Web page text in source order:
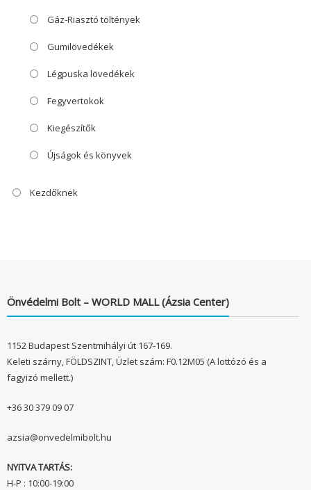
Gáz-Riasztó töltények
Gumilövedékek
Légpuska lövedékek
Fegyvertokok
Kiegészítők
Újságok és könyvek
Kezdőknek
Önvédelmi Bolt – WORLD MALL (Ázsia Center)
1152 Budapest Szentmihályi út 167-169.
Keleti szárny, FÖLDSZINT, Üzlet szám: F0.12M05 (A lottózó és a
fagyizó mellett.)
+36 30 379 09 07
azsia@onvedelmibolt.hu
NYITVA TARTÁS:
H-P : 10:00-19:00